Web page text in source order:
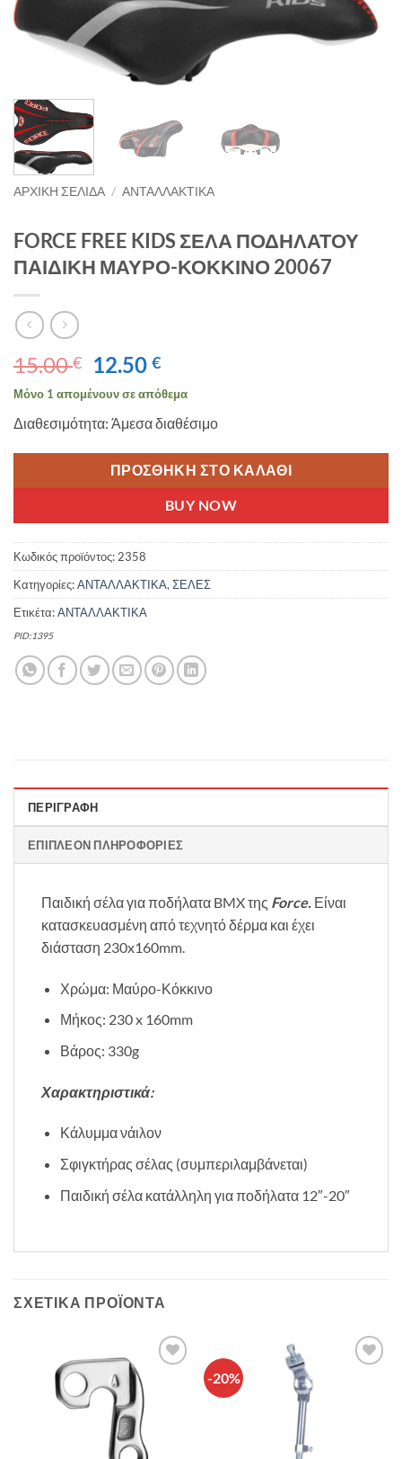
ΑΡΧΙΚΉ ΣΕΛΊΔΑ / ΑΝΤΑΛΛΑΚΤΙΚΑ
FORCE FREE KIDS ΣΕΛΑ ΠΟΔΗΛΑΤΟΥ
ΠΑΙΔΙΚΗ ΜΑΥΡΟ-ΚΟΚΚΙΝΟ 20067
15.00€
Original
was:
15.00 €.
12.50€Η
τρέχουσα
τιμή
είναι:
12.50 €.
Μόνο 1 απομένουν σε απόθεμα
Διαθεσιμότητα: Άμεσα διαθέσιμο
ΠΡΟΣΘΉΚΗ ΣΤΟ ΚΑΛΆΘΙ
BUY NOW
Κωδικός προϊόντος: 2358
Κατηγορίες:ΑΝΤΑΛΛΑΚΤΙΚΑ, ΣΕΛΕΣ
Ετικέτα:ΑΝΤΑΛΛΑΚΤΙΚΑ
PID:1395
ΠΕΡΙΓΡΑΦΉ
ΕΠΙΠΛΈΟΝ ΠΛΗΡΟΦΟΡΊΕΣ
Παιδική σέλα για ποδήλατα BMX της Force. Είναι
κατασκευασμένη από τεχνητό δέρμα και έχει
διάσταση 230x160mm.
Χρώμα: Μαύρο-Κόκκινο
Μήκος: 230 x 160mm
Βάρος: 330g
Χαρακτηριστικά:
Κάλυμμα νάιλον
Σφιγκτήρας σέλας (συμπεριλαμβάνεται)
Παιδική σέλα κατάλληλη για ποδήλατα 12″-20″
ΣΧΕΤΙΚΆ ΠΡΟΪΌΝΤΑ
Πρόσθήκη
στην λίστα
επιθυμιών
-20%